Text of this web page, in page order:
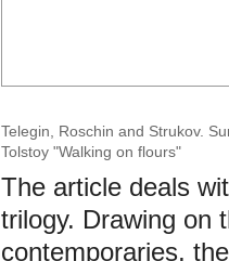
Telegin, Roschin and Strukov.
Tolstoy "Walking on flours"
The article deals
trilogy. Drawing on
contemporaries,